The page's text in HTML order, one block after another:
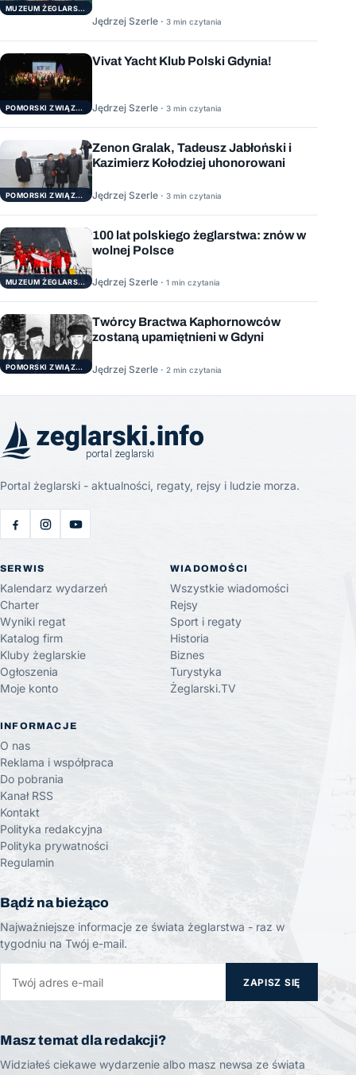
MUZEUM ŻEGLARSTWA POMORSKIEGO
Jędrzej Szerle · 3 min czytania
POMORSKI ZWIĄZEK ŻEGLARSKI
Vivat Yacht Klub Polski Gdynia!
Jędrzej Szerle · 3 min czytania
POMORSKI ZWIĄZEK ŻEGLARSKI
Zenon Gralak, Tadeusz Jabłoński i
Kazimierz Kołodziej uhonorowani
Jędrzej Szerle · 3 min czytania
MUZEUM ŻEGLARSTWA POMORSKIEGO
100 lat polskiego żeglarstwa: znów w
wolnej Polsce
Jędrzej Szerle · 1 min czytania
POMORSKI ZWIĄZEK ŻEGLARSKI
Twórcy Bractwa Kaphornowców
zostaną upamiętnieni w Gdyni
Jędrzej Szerle · 2 min czytania
Portal żeglarski - aktualności, regaty, rejsy i ludzie morza.
SERWIS
Kalendarz wydarzeń
Charter
Wyniki regat
Katalog firm
Kluby żeglarskie
Ogłoszenia
Moje konto
WIADOMOŚCI
Wszystkie wiadomości
Rejsy
Sport i regaty
Historia
Biznes
Turystyka
Żeglarski.TV
INFORMACJE
O nas
Reklama i współpraca
Do pobrania
Kanał RSS
Kontakt
Polityka redakcyjna
Polityka prywatności
Regulamin
Bądź na bieżąco
Najważniejsze informacje ze świata żeglarstwa - raz w
tygodniu na Twój e-mail.
ZAPISZ SIĘ
Masz temat dla redakcji?
Widziałeś ciekawe wydarzenie albo masz newsa ze świata